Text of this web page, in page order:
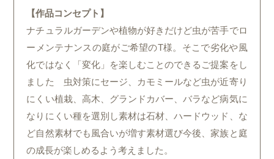
【作品コンセプト】
ナチュラルガーデンや植物が好きだけど虫が苦手でロ
ーメンテナンスの庭がご希望のT様。そこで劣化や風
化ではなく「変化」を楽しむことのできるご提案をし
ました 虫対策にセージ、カモミールなど虫が近寄り
にくい植栽、高木、グランドカバー、バラなど病気に
なりにくい種を選別し素材は石材、ハードウッド、な
ど自然素材でも風合いが増す素材選び今後、家族と庭
の成長が楽しめるよう考えました。